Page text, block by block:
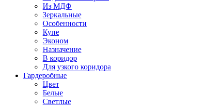
Из МДФ
Зеркальные
Особенности
Купе
Эконом
Назначение
В коридор
Для узкого коридора
Гардеробные
Цвет
Белые
Светлые